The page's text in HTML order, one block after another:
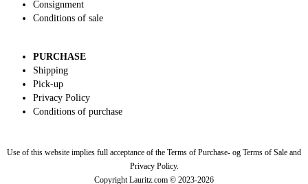
Consignment
Conditions of sale
PURCHASE
Shipping
Pick-up
Privacy Policy
Conditions of purchase
Use of this website implies full acceptance of the Terms of Purchase- og Terms of Sale and
Privacy Policy.
Copyright Lauritz.com © 2023-2026